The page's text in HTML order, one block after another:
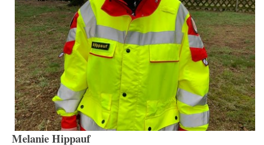
Melanie Hippauf